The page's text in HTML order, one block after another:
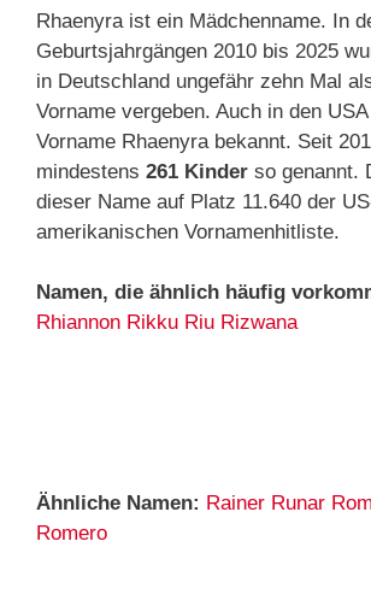
Rhaenyra ist ein Mädchenname. In
Geburtsjahrgängen 2010 bis 2025
in Deutschland ungefähr zehn Mal
Vorname vergeben. Auch in den
Vorname Rhaenyra bekannt. Seit
mindestens 261 Kinder so genannt.
dieser Name auf Platz 11.640 der
amerikanischen Vornamenhitliste.
Namen, die ähnlich häufig
Rhiannon Rikku Riu Rizwana
Ähnliche Namen: Rainer Runar
Romero